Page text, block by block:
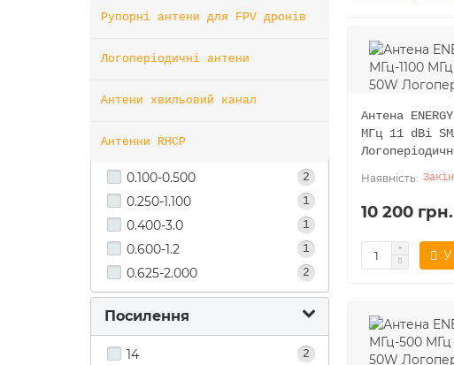
Рупорні антени для FPV дронів
Логоперіодичні антени
Антени хвильовий канал
Антенни RHCP
MyWay
Діапазон частот
0.100-0.500 2
0.250-1.100 1
0.400-3.0 1
0.600-1.2 1
0.625-2.000 2
Посилення
14 2
Антена
МГц 11 dBi
10 200 грн.